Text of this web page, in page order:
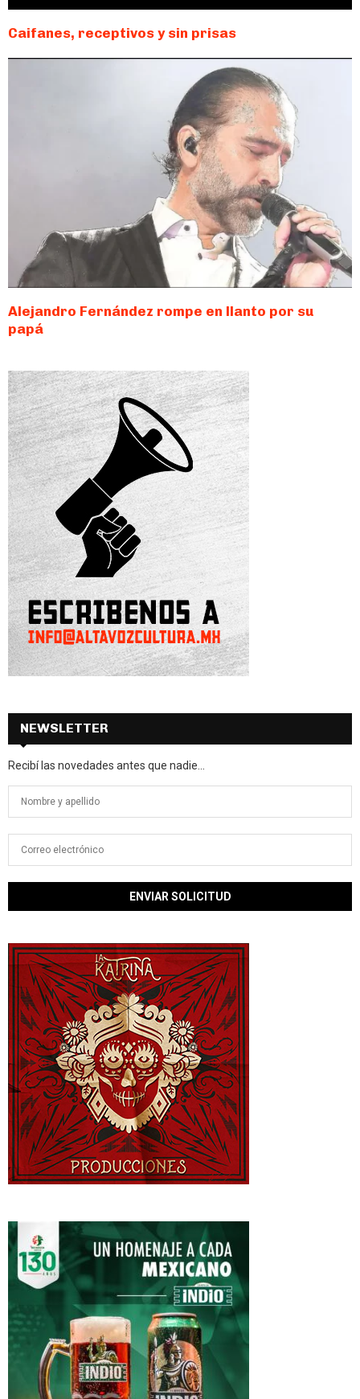
Caifanes, receptivos y sin prisas
Alejandro Fernández rompe en llanto por su
papá
NEWSLETTER
Recibí las novedades antes que nadie...